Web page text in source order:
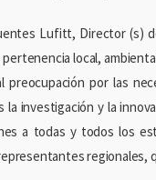
Lufitt, Director (s)
pertenencia local,
preocupación por las
la investigación y la
a todas y todos los
regionales,